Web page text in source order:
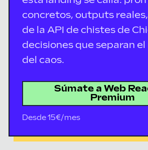
concretos, outputs
de la API de chistes de
decisiones que separan
del caos.
Súmate a Web
Premium
Desde 15€/mes